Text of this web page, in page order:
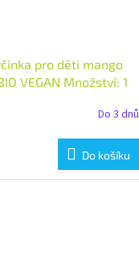
pro děti mango
VEGAN Množství: 1
Do 3 dnů
Do košíku